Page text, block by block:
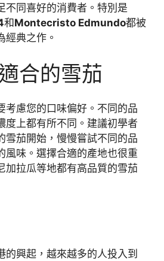
不同喜好的消費者。特別是
和 Montecristo Edmundo都被
經典之作。
合的雪茄
考慮您的口味偏好。不同的品
度上都有所不同。建議初學者
雪茄開始，慢慢嘗試不同的品
風味。選擇合適的產地也很重
加拉瓜等地都有高品質的雪茄
的興起，越來越多的人投入到